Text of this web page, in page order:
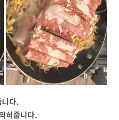
다.
혀줍니다.